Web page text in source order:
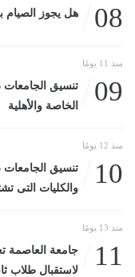
08 هل يجوز الصيام
منذ 11 يومًا
09
الخاصة والأهلية
منذ 12 يومًا
10
والكليات التى
منذ 13 يومًا
11
جامعة العاصمة
لاستقبال طلاب